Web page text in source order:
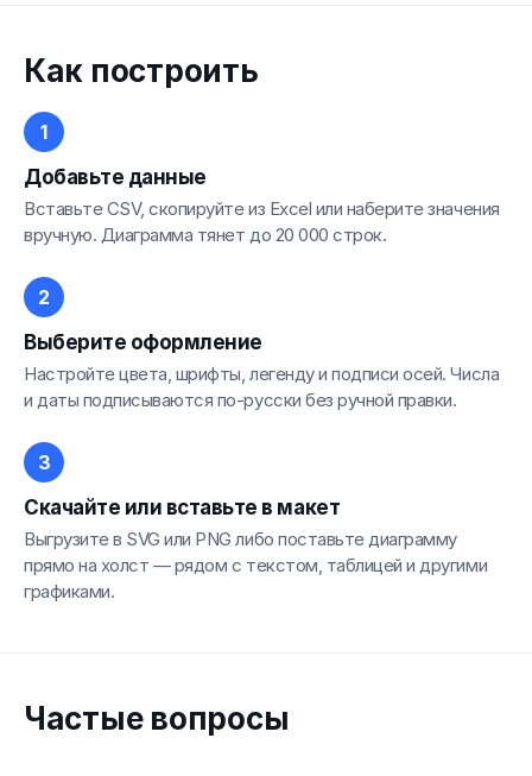
Как построить
Добавьте данные
Вставьте CSV, скопируйте из Excel или наберите значения
вручную. Диаграмма тянет до 20 000 строк.
Выберите оформление
Настройте цвета, шрифты, легенду и подписи осей. Числа
и даты подписываются по-русски без ручной правки.
Скачайте или вставьте в макет
Выгрузите в SVG или PNG либо поставьте диаграмму
прямо на холст — рядом с текстом, таблицей и другими
графиками.
Частые вопросы